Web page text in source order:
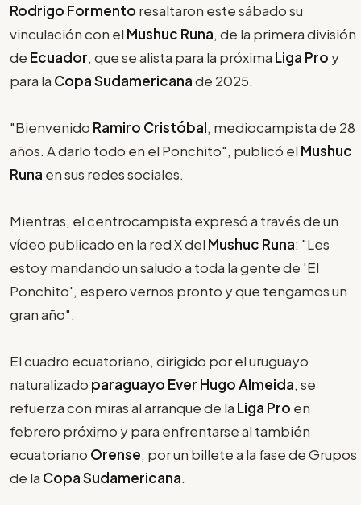
Rodrigo Formento resaltaron este sábado su
vinculación con el Mushuc Runa, de la primera división
de Ecuador, que se alista para la próxima Liga Pro y
para la Copa Sudamericanade 2025.
"Bienvenido Ramiro Cristóbal, mediocampista de 28
años. A darlo todo en el Ponchito", publicó el Mushuc
Runa en sus redes sociales.
Mientras, el centrocampista expresó a través de un
vídeo publicado en la red X del Mushuc Runa: "Les
estoy mandando un saludo a toda la gente de 'El
Ponchito', espero vernos pronto y que tengamos un
gran año".
El cuadro ecuatoriano, dirigido por el uruguayo
naturalizado paraguayo Ever Hugo Almeida, se
refuerza con miras al arranque de la Liga Pro en
febrero próximo y para enfrentarse al también
ecuatoriano Orense, por un billete a la fase de Grupos
de la Copa Sudamericana.